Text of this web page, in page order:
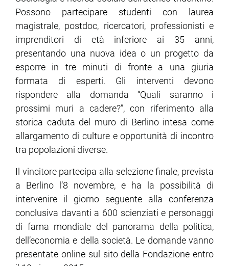
Possono partecipare studenti con laurea
magistrale, postdoc, ricercatori, professionisti e
imprenditori di età inferiore ai 35 anni,
presentando una nuova idea o un progetto da
esporre in tre minuti di fronte a una giuria
formata di esperti. Gli interventi devono
rispondere alla domanda “Quali saranno i
prossimi muri a cadere?”, con riferimento alla
storica caduta del muro di Berlino intesa come
allargamento di culture e opportunità di incontro
tra popolazioni diverse.
Il vincitore partecipa alla selezione finale, prevista
a Berlino l’8 novembre, e ha la possibilità di
intervenire il giorno seguente alla conferenza
conclusiva davanti a 600 scienziati e personaggi
di fama mondiale del panorama della politica,
dell’economia e della società. Le domande vanno
presentate online sul sito della Fondazione entro